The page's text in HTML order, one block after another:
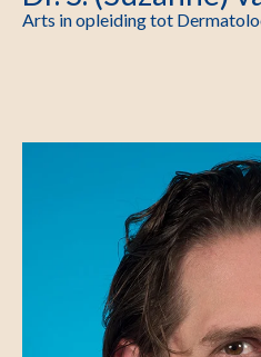
Arts in opleiding tot